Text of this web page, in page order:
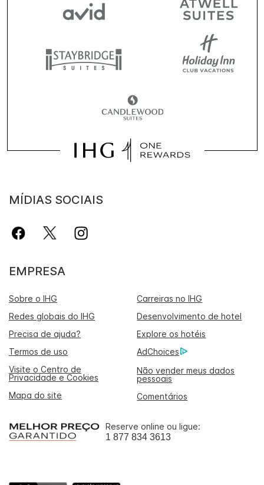
MÍDIAS SOCIAIS
EMPRESA
Sobre o IHG
Carreiras no IHG
Redes globais do IHG
Desenvolvimento de hotel
Precisa de ajuda?
Explore os hotéis
Termos de uso
AdChoices
Visite o Centro de
Privacidade e Cookies
Não vender meus dados
pessoais
Mapa do site
Comentários
Reserve online ou ligue:
1 877 834 3613